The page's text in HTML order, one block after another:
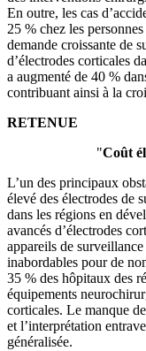
En outre, les cas
25 % chez les
demande croissante de
d’électrodes corticales
a augmenté de 40 %
contribuant ainsi à la
RETENUE
"Coût
L’un des principaux
élevé des électrodes de
dans les régions en
avancés d’électrodes
appareils de
inabordables pour de
35 % des hôpitaux des
équipements
corticales. Le manque
et l’interprétation
généralisée.